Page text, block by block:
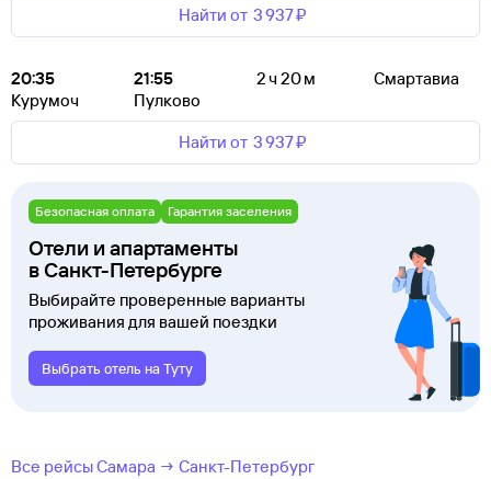
Найти от 3 ⁠937 ⁠₽
20:35
Курумоч
21:55
Пулково
2 ч 20 м Смартавиа
Найти от 3 ⁠937 ⁠₽
Безопасная оплата Гарантия заселения
Отели и апартаменты
в Санкт-Петербурге
Выбирайте проверенные варианты
проживания для вашей поездки
Выбрать отель на Туту
Все рейсы Самара → Санкт-Петербург